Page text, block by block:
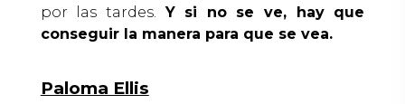
por las tardes.Y si no se ve, hay que
conseguir la manera para que se vea.
Paloma Ellis